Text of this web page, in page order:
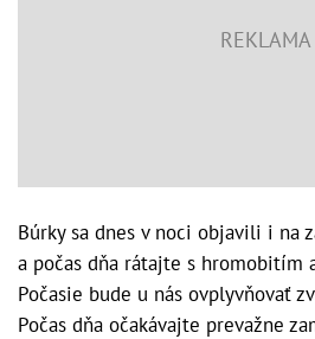
Búrky sa dnes v noci objavili i na
a počas dňa rátajte s hromobitím
Počasie bude u nás ovplyvňovať
Počas dňa očakávajte prevažne